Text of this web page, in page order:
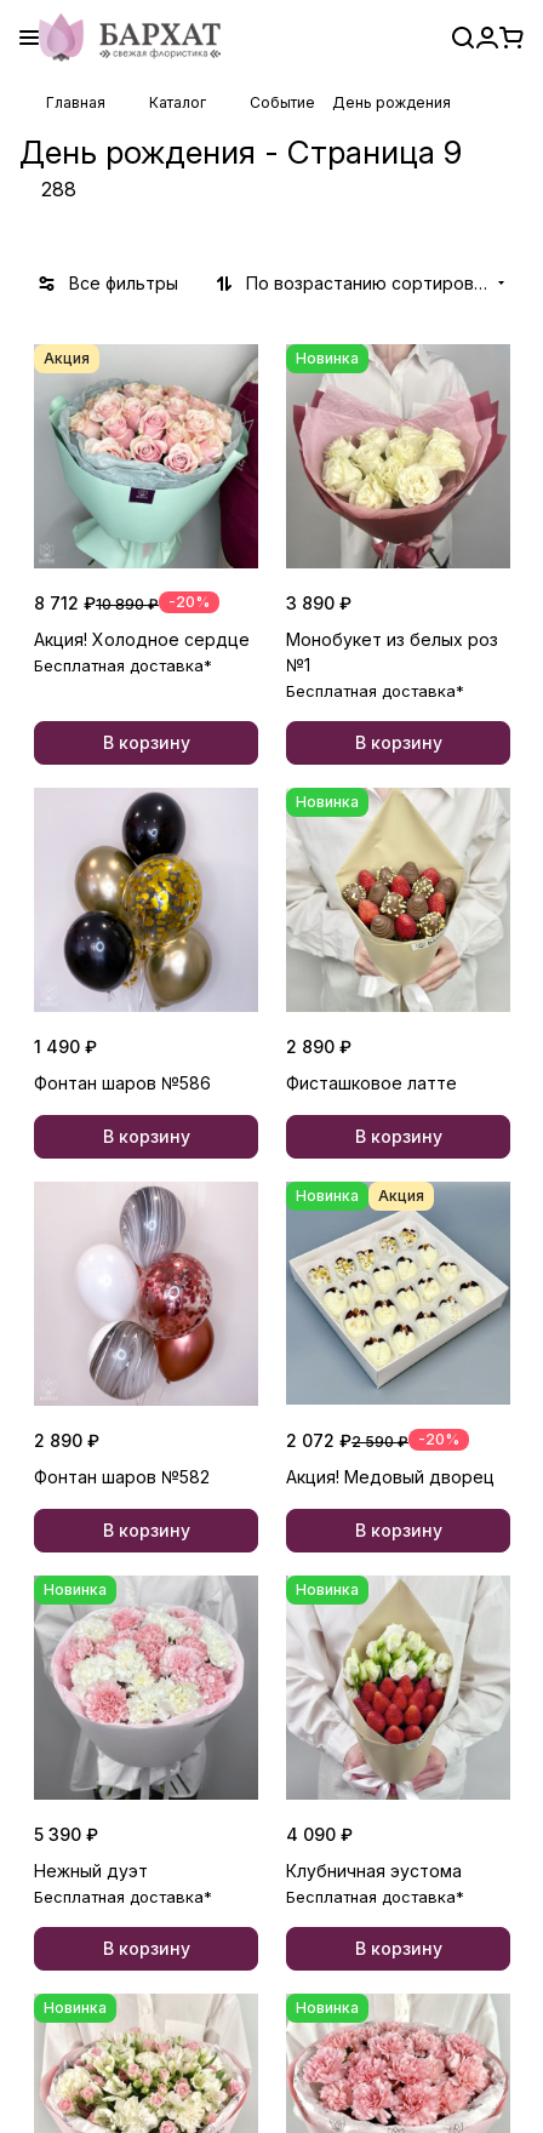
Главная Каталог Событие День рождения
День рождения - Страница 9
288
Все фильтры По возрастанию сортировки
Акция
8 712 ₽10 890 ₽ -20%
Акция! Холодное сердце
Бесплатная доставка*
В корзину
Новинка
3 890 ₽
Монобукет из белых роз
№1
Бесплатная доставка*
В корзину
1 490 ₽
Фонтан шаров №586
В корзину
Новинка
2 890 ₽
Фисташковое латте
В корзину
2 890 ₽
Фонтан шаров №582
В корзину
Новинка Акция
2 072 ₽2 590 ₽ -20%
Акция! Медовый дворец
В корзину
Новинка
5 390 ₽
Нежный дуэт
Бесплатная доставка*
В корзину
Новинка
4 090 ₽
Клубничная эустома
Бесплатная доставка*
В корзину
Новинка Новинка